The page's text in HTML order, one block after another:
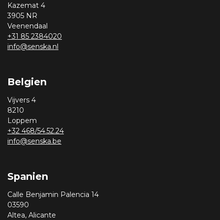
Kazemat 4
3905 NR
Veenendaal
+31 85 2384020
info@senska.nl
Belgien
Vijvers 4
8210
Loppem
+32 468/54.52.24
info@senska.be
Spanien
Calle Benjamin Palencia 14
03590
Altea, Alicante